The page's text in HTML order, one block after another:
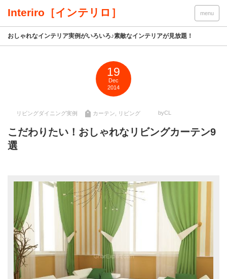
Interiro［インテリロ］ menu
おしゃれなインテリア実例がいろいろ♪素敵なインテリアが見放題！
19
Dec
2014
リビングダイニング実例 カーテン リビング byCL
こだわりたい！おしゃれなリビングカーテン9
選